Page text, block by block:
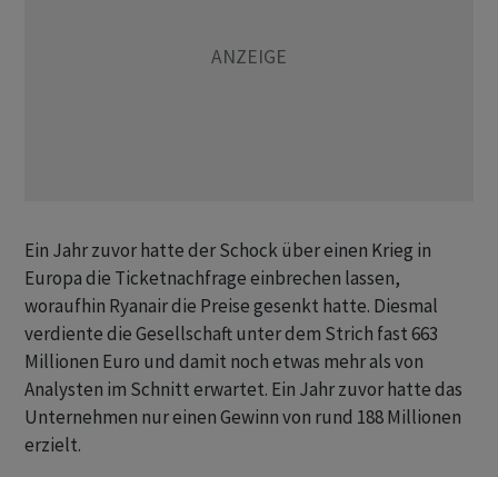
Ein Jahr zuvor hatte der Schock über einen Krieg in
Europa die Ticketnachfrage einbrechen lassen,
woraufhin Ryanair die Preise gesenkt hatte. Diesmal
verdiente die Gesellschaft unter dem Strich fast 663
Millionen Euro und damit noch etwas mehr als von
Analysten im Schnitt erwartet. Ein Jahr zuvor hatte das
Unternehmen nur einen Gewinn von rund 188 Millionen
erzielt.